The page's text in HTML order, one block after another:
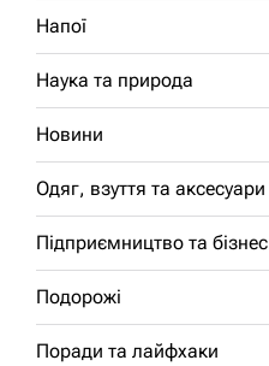
Напої
Наука та природа
Новини
Одяг, взуття та аксесуари
Підприємництво та бізнес
Подорожі
Поради та лайфхаки